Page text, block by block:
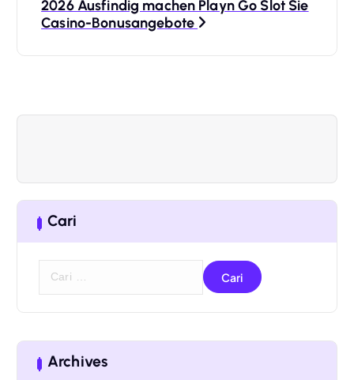
s
p
2026 Ausfindig machen Playn Go Slot Sie
Casino-Bonusangebote
Cari
u
n Archives